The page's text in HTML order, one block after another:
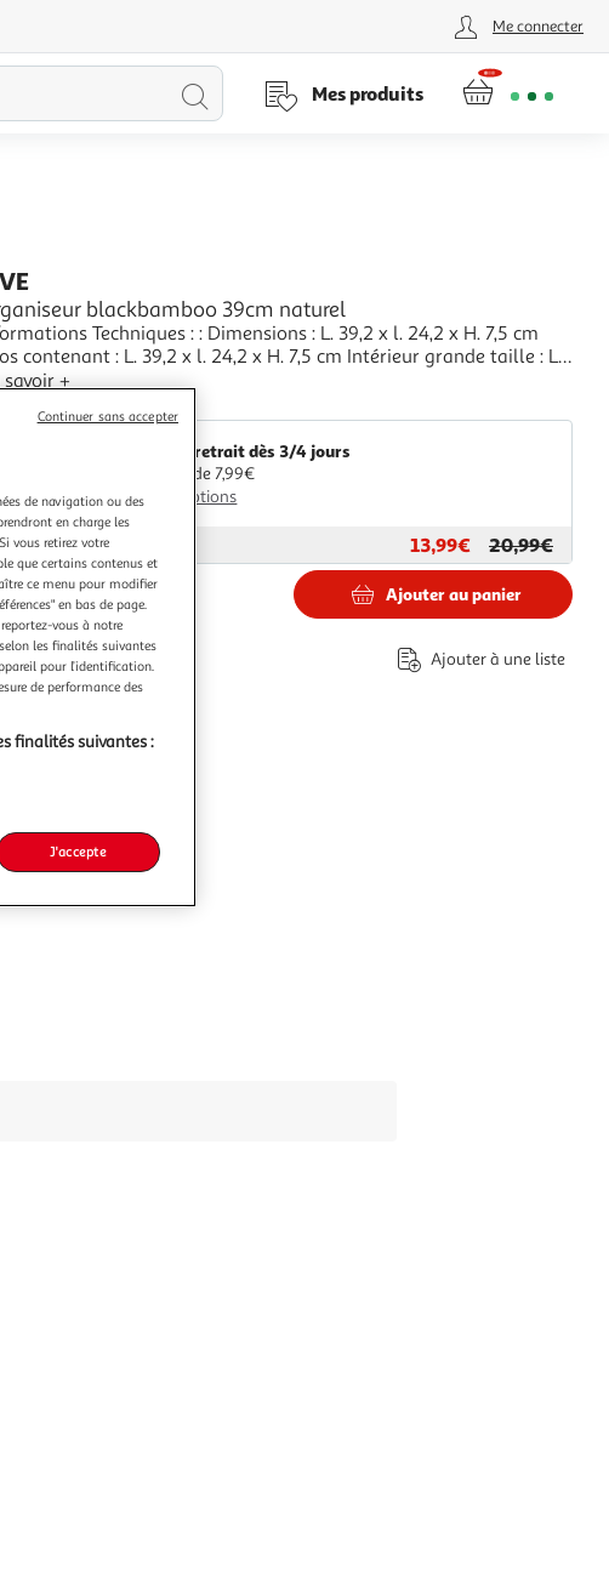
Me connecter
Lancer
Mes produits
blackbamboo 39cm naturel
Techniques : : Dimensions : L. 39,2 x l. 24,2 x H. 7,5 cm
contenant : L. 39,2 x l. 24,2 x H. 7,5 cm Intérieur grande taille : L.
x l. 15 x H. 6,5 cm Taille moyenne : L. 30 x l. 8 x H. 6,5 cm Petite
&
savoir +
Livr. ou retrait dès 3/4 jours
A partir de 7,99€
Plus d'options
Vendu parParis Prix 13,99€
20,99€
%
0,17€ d'éco part. mobilier.
Ajouter au panier
Ajouter à une liste
de navigation ou des
en charge les
vous retirez votre
que certains contenus et
ce menu pour modifier
en bas de page.
vous à notre
les finalités suivantes
pour l’identification.
de performance des
finalités suivantes :
J'accepte
Continuer sans accepter